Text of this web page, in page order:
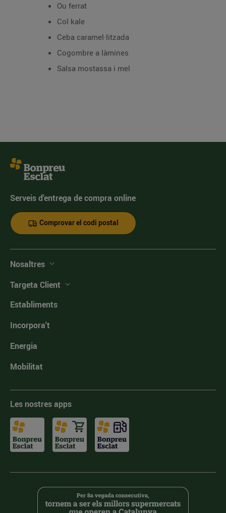
Ou ferrat
Col kale
Ceba caramel·litzada
Cogombre a làmines
Salsa mostassa i mel
Serveis d'entrega de compra online
Comprovar el codi postal
Nosaltres
Targeta Client
Establiments
Incorpora't
Energia
Mobilitat
Les nostres apps